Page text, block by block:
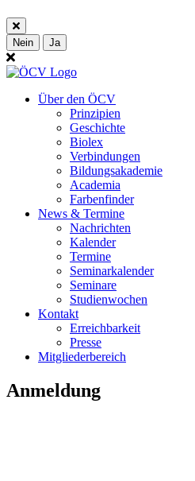
Nein Ja
Über den ÖCV
Prinzipien
Geschichte
Biolex
Verbindungen
Bildungsakademie
Academia
Farbenfinder
News & Termine
Nachrichten
Kalender
Termine
Seminarkalender
Seminare
Studienwochen
Kontakt
Erreichbarkeit
Presse
Mitgliederbereich
Anmeldung